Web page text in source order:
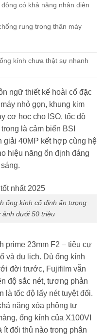
có khả năng nhận diện
rung trong thân máy
kính chưa thật sự nhanh
ngữ thiết kế hoài cổ đặc
nhỏ gọn, khung kim
cơ học cho ISO, tốc độ
là cảm biến BSI
giải 40MP kết hợp cùng hệ
hiệu năng ổn định đáng
ống kính cố định ấn tượng
ảnh dưới 50 triệu
prime 23mm F2 – tiêu cự
và du lịch. Dù ống kính
đời trước, Fujifilm vẫn
độ sắc nét, tương phản
là tốc độ lấy nét tuyệt đối.
năng xóa phông tự
ống kính của X100VI
đối thủ nào trong phân